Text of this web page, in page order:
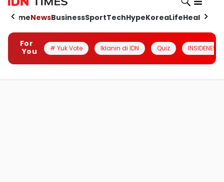
HomeNewsBusinessSportTechHypeKoreaLifeHealth
For
You
# Yuk Vote Iklanin di IDN Quiz INSIDENESIA